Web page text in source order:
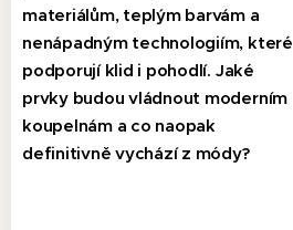
materiálům, teplým barvám a
nenápadným technologiím, které
podporují klid i pohodlí. Jaké
prvky budou vládnout moderním
koupelnám a co naopak
definitivně vychází z módy?